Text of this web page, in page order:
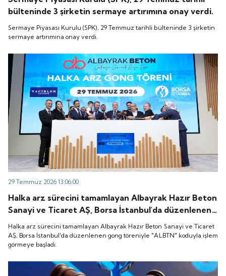
bülteninde 3 şirketin sermaye artırımına onay verdi.
Sermaye Piyasası Kurulu (SPK), 29 Temmuz tarihli bülteninde 3 şirketin
sermaye artırımına onay verdi.
29 Temmuz 2026 13:06:00
Halka arz sürecini tamamlayan Albayrak Hazır Beton
Sanayi ve Ticaret AŞ, Borsa İstanbul'da düzenlenen
gong töreniyle "ALBTN" koduyla işlem görmeye
başladı.
Halka arz sürecini tamamlayan Albayrak Hazır Beton Sanayi ve Ticaret
AŞ, Borsa İstanbul'da düzenlenen gong töreniyle "ALBTN" koduyla işlem
görmeye başladı.